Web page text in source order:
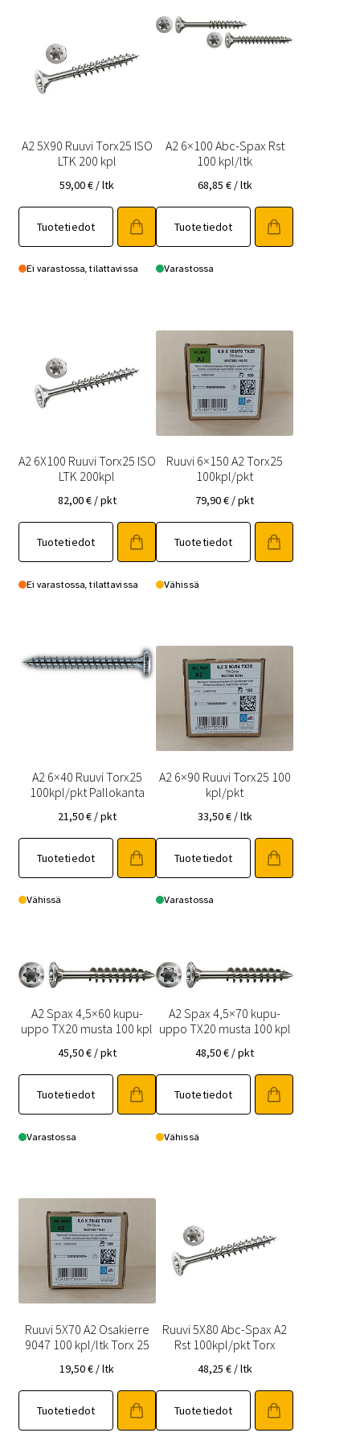
A2 5X90 Ruuvi Torx25 ISO
LTK 200 kpl
59,00€ / ltk
Tuotetiedot
Ei varastossa, tilattavissa
A2 6×100 Abc-Spax Rst
100 kpl/ltk
68,85 € / ltk
Tuotetiedot
Varastossa
A2 6X100 Ruuvi Torx25 ISO
LTK 200kpl
82,00€ / pkt
Tuotetiedot
Ei varastossa, tilattavissa
Ruuvi 6×150 A2 Torx25
100kpl/pkt
79,90€ / pkt
Tuotetiedot
Vähissä
A2 6×40 Ruuvi Torx25
100kpl/pkt Pallokanta
21,50€ / pkt
Tuotetiedot
Vähissä
A2 6×90 Ruuvi Torx25 100
kpl/pkt
33,50€ / ltk
Tuotetiedot
Varastossa
A2 Spax 4,5×60 kupu-
uppo TX20 musta 100 kpl
45,50€ / pkt
Tuotetiedot
Varastossa
A2 Spax 4,5×70 kupu-
uppo TX20 musta 100 kpl
48,50€ / pkt
Tuotetiedot
Vähissä
Ruuvi 5X70 A2 Osakierre
9047 100 kpl/ltk Torx 25
19,50€ / ltk
Tuotetiedot
Ruuvi 5X80 Abc-Spax A2
Rst 100kpl/pkt Torx
48,25 € / ltk
Tuotetiedot